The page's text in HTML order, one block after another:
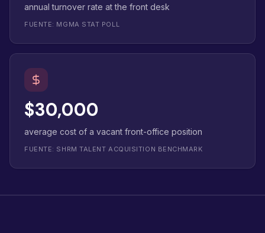
annual turnover rate at the front desk
FUENTE: MGMA STAT POLL
$30,000
average cost of a vacant front-office position
FUENTE: SHRM TALENT ACQUISITION BENCHMARK